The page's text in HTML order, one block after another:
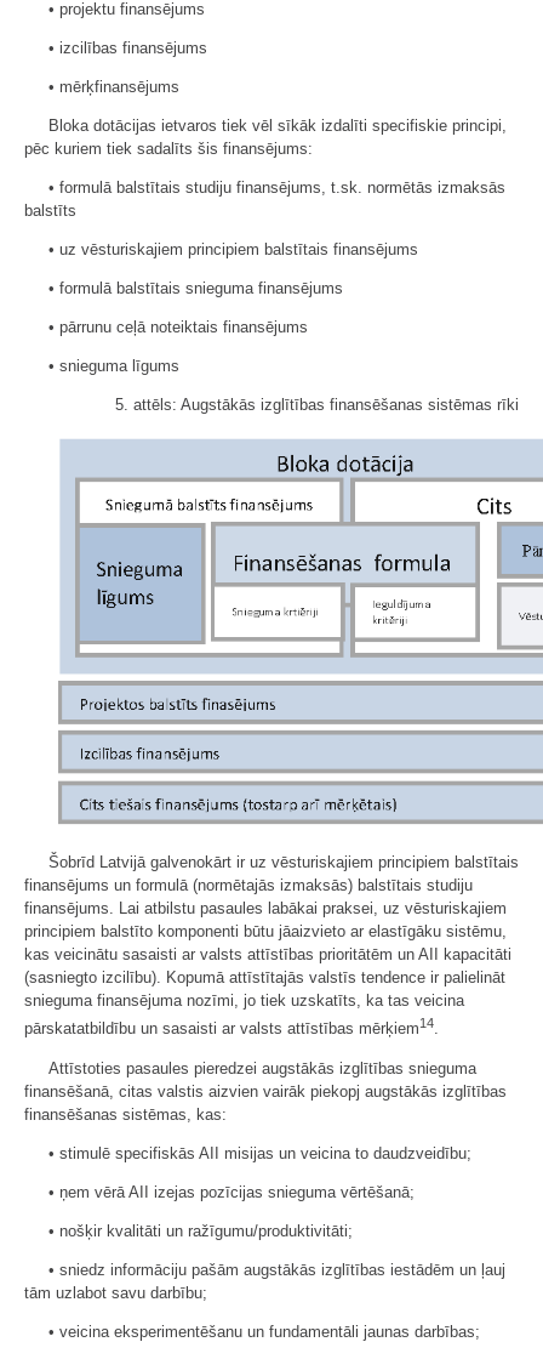
• projektu finansējums
• izcilības finansējums
• mērķfinansējums
Bloka dotācijas ietvaros tiek vēl sīkāk izdalīti specifiskie principi,
pēc kuriem tiek sadalīts šis finansējums:
• formulā balstītais studiju finansējums, t.sk. normētās izmaksās
balstīts
• uz vēsturiskajiem principiem balstītais finansējums
• formulā balstītais snieguma finansējums
• pārrunu ceļā noteiktais finansējums
• snieguma līgums
5. attēls: Augstākās izglītības finansēšanas sistēmas rīki
Šobrīd Latvijā galvenokārt ir uz vēsturiskajiem principiem balstītais
finansējums un formulā (normētajās izmaksās) balstītais studiju
finansējums. Lai atbilstu pasaules labākai praksei, uz vēsturiskajiem
principiem balstīto komponenti būtu jāaizvieto ar elastīgāku sistēmu,
kas veicinātu sasaisti ar valsts attīstības prioritātēm un AII kapacitāti
(sasniegto izcilību). Kopumā attīstītajās valstīs tendence ir palielināt
snieguma finansējuma nozīmi, jo tiek uzskatīts, ka tas veicina
pārskatatbildību un sasaisti ar valsts attīstības mērķiem14.
Attīstoties pasaules pieredzei augstākās izglītības snieguma
finansēšanā, citas valstis aizvien vairāk piekopj augstākās izglītības
finansēšanas sistēmas, kas:
• stimulē specifiskās AII misijas un veicina to daudzveidību;
• ņem vērā AII izejas pozīcijas snieguma vērtēšanā;
• nošķir kvalitāti un ražīgumu/produktivitāti;
• sniedz informāciju pašām augstākās izglītības iestādēm un ļauj
tām uzlabot savu darbību;
• veicina eksperimentēšanu un fundamentāli jaunas darbības;